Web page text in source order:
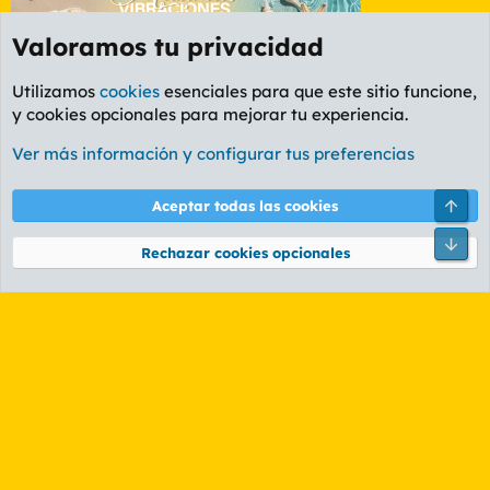
Foro Informática y Videojuegos
Cookies
PL OLDSTYLE AMARILLO
Términos y reglas Política de privacidad Ayuda
Community platform by XenForo® © 2010-2026 XenForo Ltd.
Valoramos tu privacidad
Utilizamos cookies esenciales para que este sitio funcione,
y cookies opcionales para mejorar tu experiencia.
Ver más información y configurar tus preferencias
Aceptar todas las cookies
Rechazar cookies opcionales
Pie